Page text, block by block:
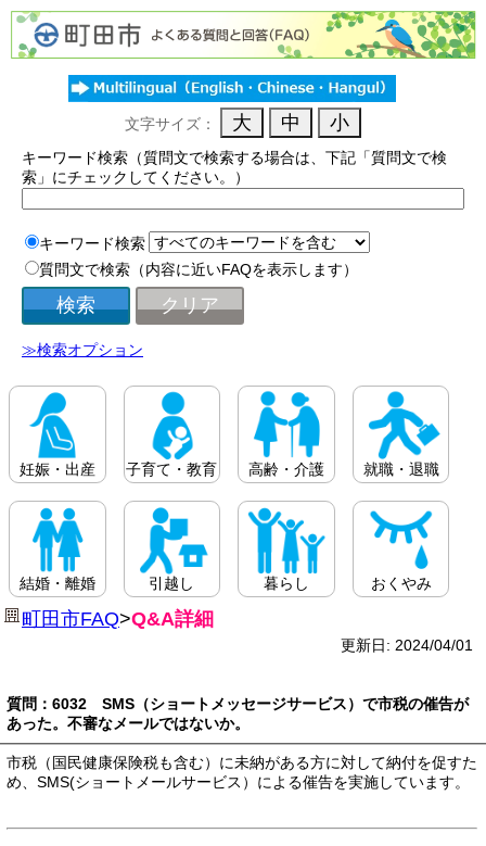
文字サイズ：
キーワード検索（質問文で検索する場合は、下記「質問文で検
索」にチェックしてください。）
キーワード検索
質問文で検索（内容に近いFAQを表示します）
≫検索オプション
妊娠・出産 子育て・教育 高齢・介護 就職・退職
結婚・離婚 引越し 暮らし おくやみ
町田市FAQ>Q&A詳細
更新日: 2024/04/01
質問：6032 SMS（ショートメッセージサービス）で市税の催告が
あった。不審なメールではないか。
市税（国民健康保険税も含む）に未納がある方に対して納付を促すた
め、SMS(ショートメールサービス）による催告を実施しています。